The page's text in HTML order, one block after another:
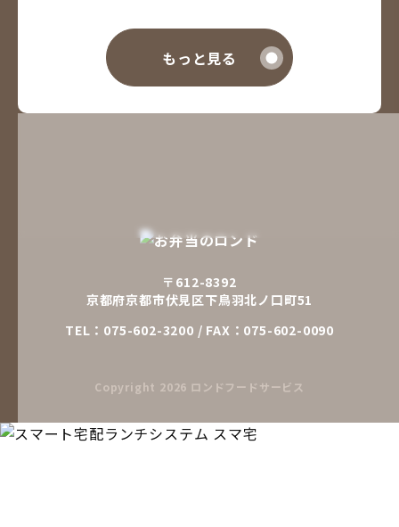
もっと見る
〒612-8392
京都府京都市伏見区下鳥羽北ノ口町51
TEL： 075-602-3200 / FAX：075-602-0090
Copyright 2026 ロンドフードサービス